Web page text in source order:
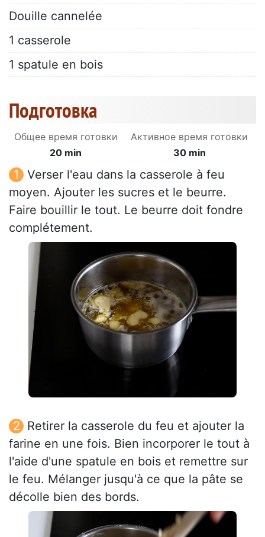
Douille cannelée
1 casserole
1 spatule en bois
Подготовка
Общее время готовки
20 min
Активное время готовки
30 min
Verser l'eau dans la casserole à feu
moyen. Ajouter les sucres et le beurre.
Faire bouillir le tout. Le beurre doit fondre
complétement.
Retirer la casserole du feu et ajouter la
farine en une fois. Bien incorporer le tout à
l'aide d'une spatule en bois et remettre sur
le feu. Mélanger jusqu'à ce que la pâte se
décolle bien des bords.